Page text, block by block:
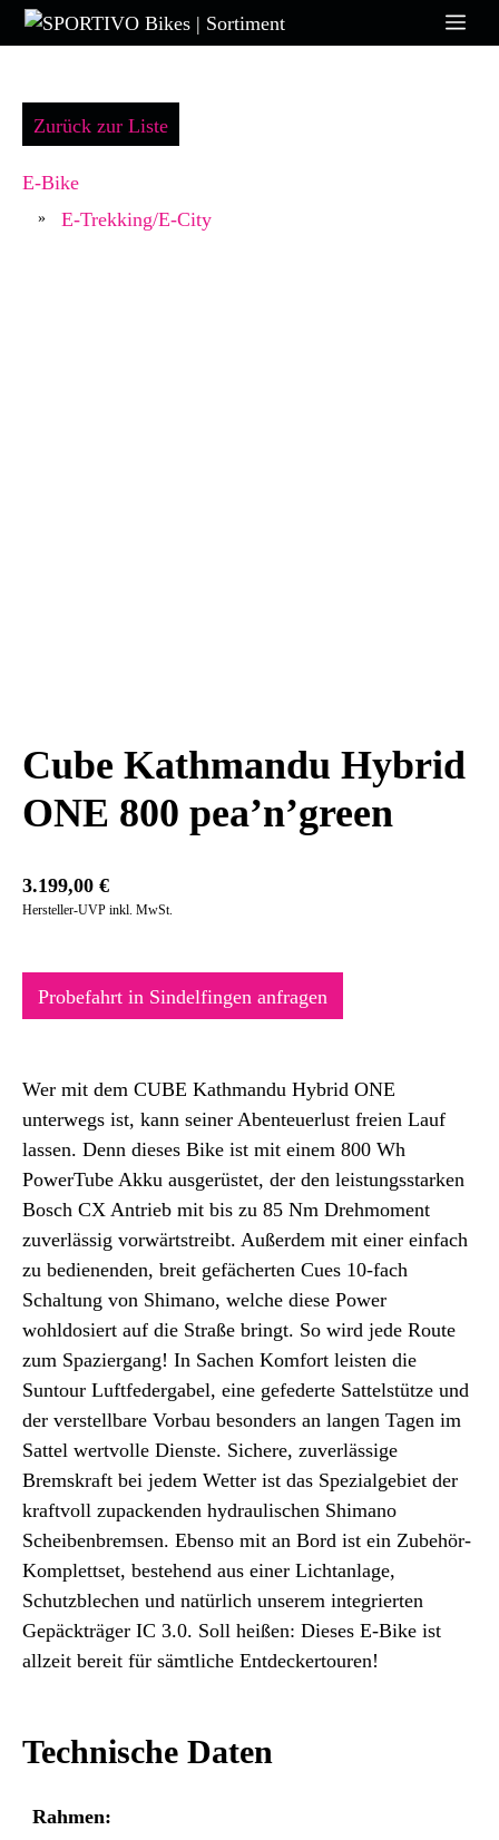
Zum
Inhalt
Zurück zur Liste
E-Bike
» E-Trekking/E-City
Cube Kathmandu Hybrid
ONE 800 pea’n’green
3.199,00 €
Hersteller-UVP inkl. MwSt.
Probefahrt in Sindelfingen anfragen
Wer mit dem CUBE Kathmandu Hybrid ONE
unterwegs ist, kann seiner Abenteuerlust freien Lauf
lassen. Denn dieses Bike ist mit einem 800 Wh
PowerTube Akku ausgerüstet, der den leistungsstarken
Bosch CX Antrieb mit bis zu 85 Nm Drehmoment
zuverlässig vorwärtstreibt. Außerdem mit einer einfach
zu bedienenden, breit gefächerten Cues 10-fach
Schaltung von Shimano, welche diese Power
wohldosiert auf die Straße bringt. So wird jede Route
zum Spaziergang! In Sachen Komfort leisten die
Suntour Luftfedergabel, eine gefederte Sattelstütze und
der verstellbare Vorbau besonders an langen Tagen im
Sattel wertvolle Dienste. Sichere, zuverlässige
Bremskraft bei jedem Wetter ist das Spezialgebiet der
kraftvoll zupackenden hydraulischen Shimano
Scheibenbremsen. Ebenso mit an Bord ist ein Zubehör-
Komplettset, bestehend aus einer Lichtanlage,
Schutzblechen und natürlich unserem integrierten
Gepäckträger IC 3.0. Soll heißen: Dieses E-Bike ist
allzeit bereit für sämtliche Entdeckertouren!
Technische Daten
Rahmen: